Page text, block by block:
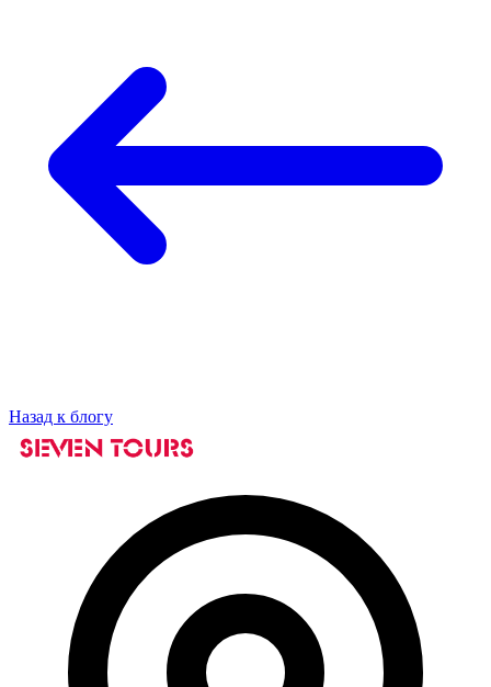
Назад к блогу